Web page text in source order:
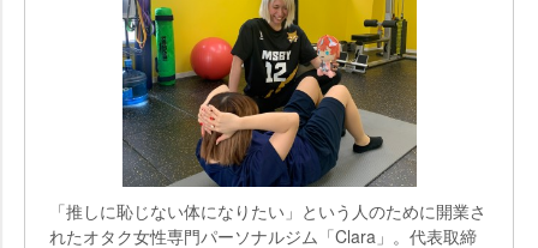
「推しに恥じない体になりたい」という人のために開業さ
れたオタク女性専門パーソナルジム「Clara」。代表取締